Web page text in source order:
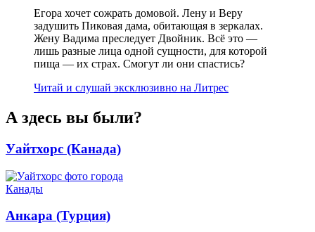
Егора хочет сожрать домовой. Лену и Веру
задушить Пиковая дама, обитающая в зеркалах.
Жену Вадима преследует Двойник. Всё это —
лишь разные лица одной сущности, для которой
пища — их страх. Смогут ли они спастись?
Читай и слушай эксклюзивно на Литрес
А здесь вы были?
Уайтхорс (Канада)
Анкара (Турция)